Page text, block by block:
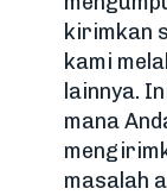
kirimkan
kami
lainnya.
mana
masalah